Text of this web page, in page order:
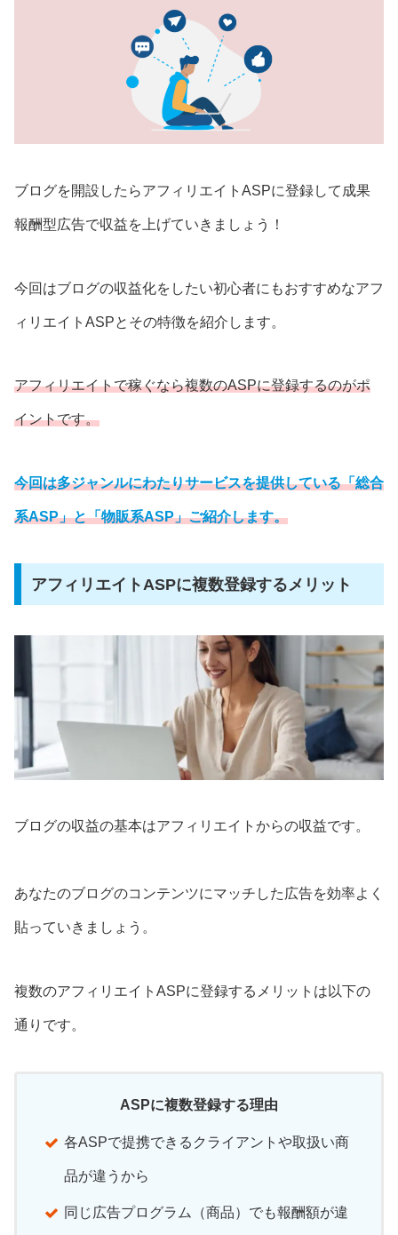
ブログを開設したらアフィリエイトASPに登録して成果
報酬型広告で収益を上げていきましょう！
今回はブログの収益化をしたい初心者にもおすすめなアフ
ィリエイトASPとその特徴を紹介します。
アフィリエイトで稼ぐなら複数のASPに登録するのがポ
イントです。
今回は多ジャンルにわたりサービスを提供している「総合
系ASP」と「物販系ASP」ご紹介します。
アフィリエイトASPに複数登録するメリット
ブログの収益の基本はアフィリエイトからの収益です。
あなたのブログのコンテンツにマッチした広告を効率よく
貼っていきましょう。
複数のアフィリエイトASPに登録するメリットは以下の
通りです。
ASPに複数登録する理由
各ASPで提携できるクライアントや取扱い商
品が違うから
同じ広告プログラム（商品）でも報酬額が違